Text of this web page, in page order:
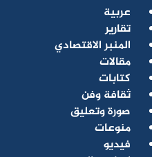
عربية
تقارير
المنبر الاقتصادي
مقالات
كتابات
ثقافة وفن
صورة وتعليق
منوعات
فيديو